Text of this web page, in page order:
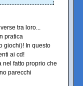
tra loro...
pratica
giochi)! In questo
ai cd!
nel fatto proprio che
parecchi